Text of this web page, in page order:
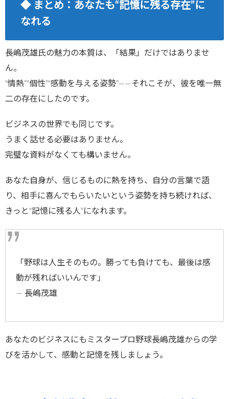
◆ まとめ：あなたも“記憶に残る存在”に
なれる
長嶋茂雄氏の魅力の本質は、「結果」だけではありませ
ん。
“情熱”“個性”“感動を与える姿勢”――それこそが、彼を唯一無
二の存在にしたのです。
ビジネスの世界でも同じです。
うまく話せる必要はありません。
完璧な資料がなくても構いません。
あなた自身が、信じるものに熱を持ち、自分の言葉で語
り、相手に喜んでもらいたいという姿勢を持ち続ければ、
きっと“記憶に残る人”になれます。
「野球は人生そのもの。勝っても負けても、最後は感
動が残ればいいんです」
― 長嶋茂雄
あなたのビジネスにもミスタープロ野球長嶋茂雄からの学
びを活かして、感動と記憶を残しましょう。